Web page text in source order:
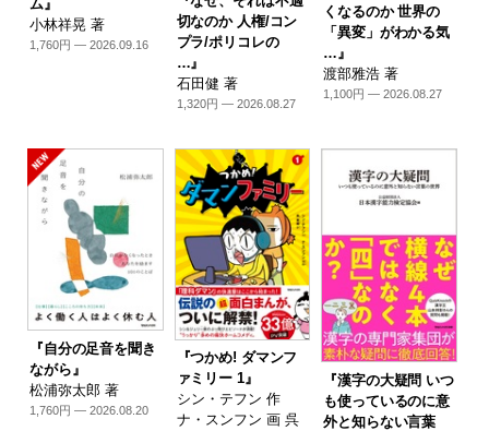
ム』
小林祥晃 著
1,760円 — 2026.09.16
切なのか 人権/コン
プラ/ポリコレの
…』
石田健 著
1,320円 — 2026.08.27
くなるのか 世界の
「異変」がわかる気
…』
渡部雅浩 著
1,100円 — 2026.08.27
『自分の足音を聞き
ながら』
松浦弥太郎 著
1,760円 — 2026.08.20
『つかめ! ダマンフ
ァミリー 1』
シン・テフン 作
ナ・スンフン 画 呉
『漢字の大疑問 いつ
も使っているのに意
外と知らない言葉